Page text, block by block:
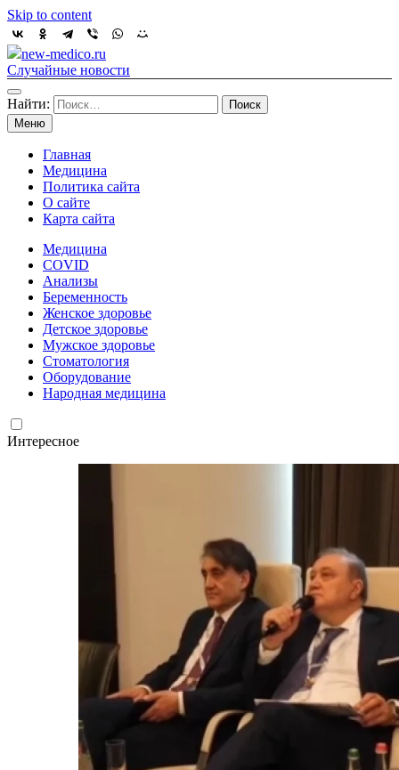
Skip to content
new-medico.ru
Случайные новости
Найти:
Меню
Главная
Медицина
Политика сайта
О сайте
Карта сайта
Медицина
COVID
Анализы
Беременность
Женское здоровье
Детское здоровье
Мужское здоровье
Стоматология
Оборудование
Народная медицина
Интересное